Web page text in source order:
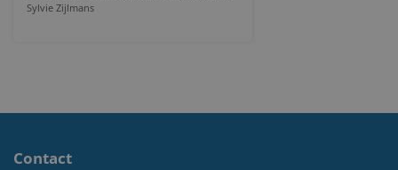
Sylvie Zijlmans
Contact